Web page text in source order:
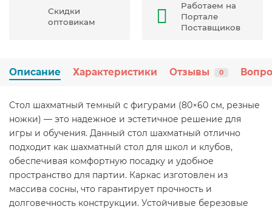
Скидки
оптовикам
Работаем на
Портале
Поставщиков
Описание Характеристики Отзывы 0
Стол шахматный темный с фигурами (80×60 см, резные
ножки) — это надежное и эстетичное решение для
игры и обучения. Данный стол шахматный отлично
подходит как шахматный стол для школ и клубов,
обеспечивая комфортную посадку и удобное
пространство для партии. Каркас изготовлен из
массива сосны, что гарантирует прочность и
долговечность конструкции. Устойчивые березовые